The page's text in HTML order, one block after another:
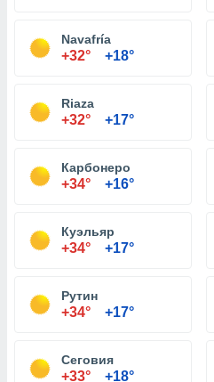
Navafría
+32° +18°
Riaza
+32° +17°
Карбонеро
+34° +16°
Куэльяр
+34° +17°
Рутин
+34° +17°
Сеговия
+33° +18°